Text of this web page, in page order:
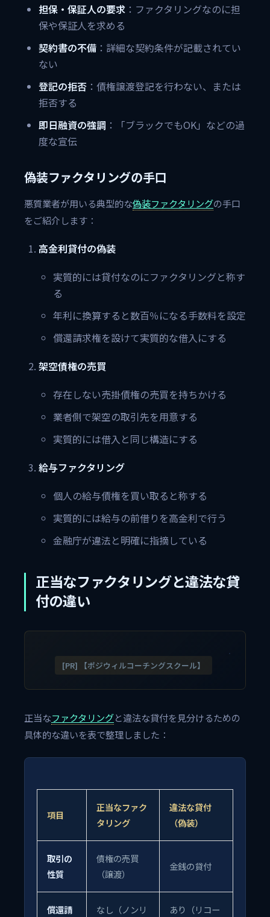
担保・保証人の要求 ：ファクタリングなのに担
保や保証人を求める
契約書の不備 ：詳細な契約条件が記載されてい
ない
登記の拒否 ：債権譲渡登記を行わない、または
拒否する
即日融資の強調 ：「ブラックでもOK」などの過
度な宣伝
偽装ファクタリングの手口
悪質業者が用いる典型的な偽装ファクタリングの手口
をご紹介します：
高金利貸付の偽装
実質的には貸付なのにファクタリングと称す
る
年利に換算すると数百％になる手数料を設定
償還請求権を設けて実質的な借入にする
架空債権の売買
存在しない売掛債権の売買を持ちかける
業者側で架空の取引先を用意する
実質的には借入と同じ構造にする
給与ファクタリング
個人の給与債権を買い取ると称する
実質的には給与の前借りを高金利で行う
金融庁が違法と明確に指摘している
正当なファクタリングと違法な貸
付の違い
[PR] 【ポジウィルコーチングスクール】
正当なファクタリングと違法な貸付を見分けるための
具体的な違いを表で整理しました：
項目
正当なファク
タリング
違法な貸付
（偽装）
取引の
性質
債権の売買
（譲渡）
金銭の貸付
償還請
なし（ノンリ
あり（リコー